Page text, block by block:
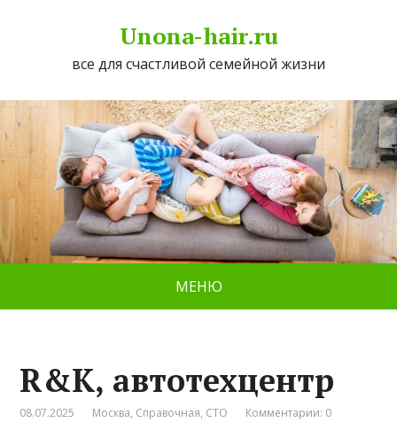
Unona-hair.ru
все для счастливой семейной жизни
МЕНЮ
R&K, автотехцентр
08.07.2025 Москва, Справочная, СТО Комментарии: 0